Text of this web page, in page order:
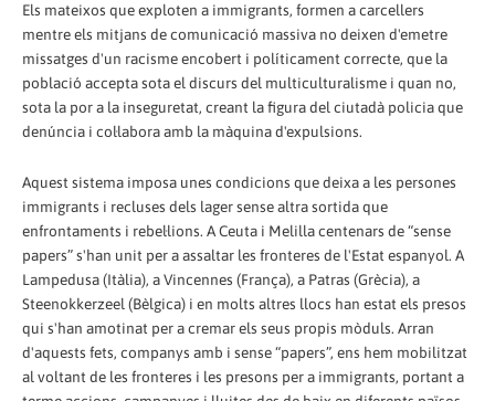
Els mateixos que exploten a immigrants, formen a carcellers
mentre els mitjans de comunicació massiva no deixen d'emetre
missatges d'un racisme encobert i políticament correcte, que la
població accepta sota el discurs del multiculturalisme i quan no,
sota la por a la inseguretat, creant la figura del ciutadà policia que
denúncia i col·labora amb la màquina d'expulsions.
Aquest sistema imposa unes condicions que deixa a les persones
immigrants i recluses dels lager sense altra sortida que
enfrontaments i rebel·lions. A Ceuta i Melilla centenars de “sense
papers” s'han unit per a assaltar les fronteres de l'Estat espanyol. A
Lampedusa (Itàlia), a Vincennes (França), a Patras (Grècia), a
Steenokkerzeel (Bèlgica) i en molts altres llocs han estat els presos
qui s'han amotinat per a cremar els seus propis mòduls. Arran
d'aquests fets, companys amb i sense “papers”, ens hem mobilitzat
al voltant de les fronteres i les presons per a immigrants, portant a